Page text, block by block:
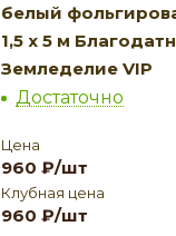
белый
1,5 х 5 м
Земледелие VIP
Достаточно
Цена
960 ₽/шт
Клубная цена
960 ₽/шт